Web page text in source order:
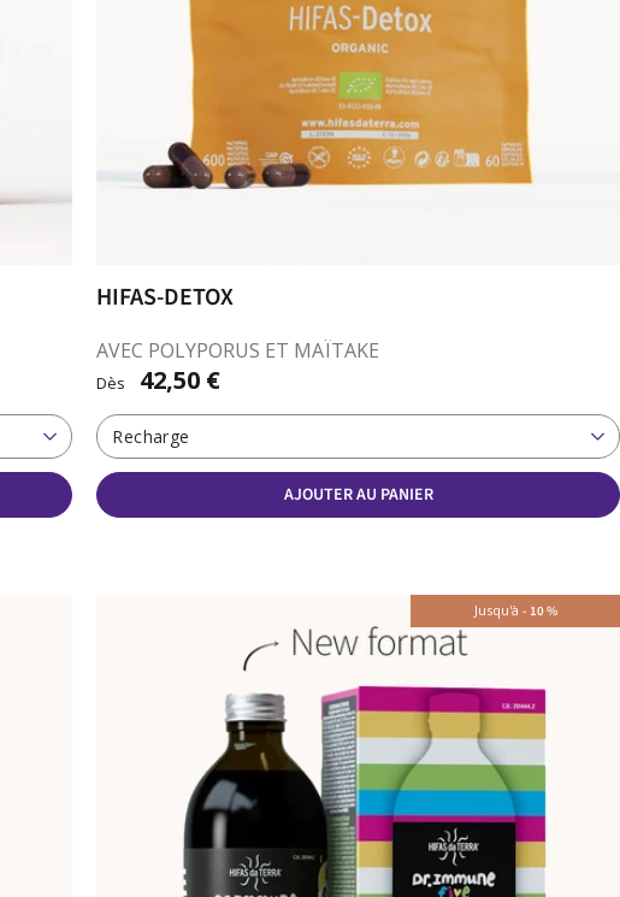
HIFAS-DETOX
AVEC POLYPORUS ET MAÏTAKE
Dès 42,50 €
Recharge
AJOUTER AU PANIER
Jusqu'à - 10%